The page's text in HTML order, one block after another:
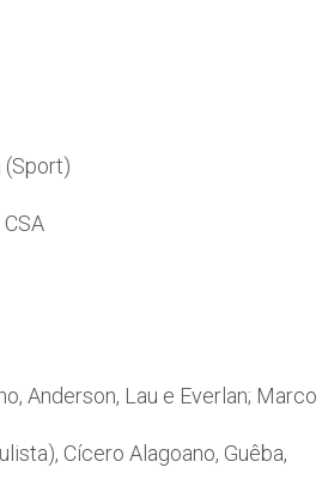
(Sport)
Anderson, Lau e Everlan; Marco
Cícero Alagoano, Guêba,